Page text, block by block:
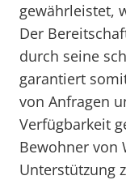
gewährleistet,
Der
durch seine
garantiert
von Anfragen
Verfügbarkeit
Bewohner von
Unterstützung